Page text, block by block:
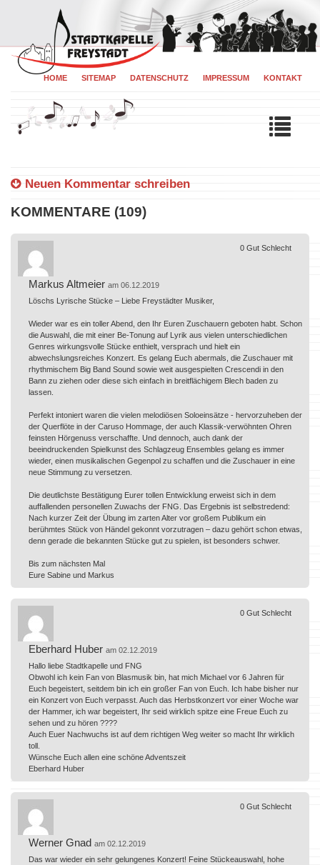
HOME SITEMAP DATENSCHUTZ IMPRESSUM KONTAKT
Neuen Kommentar schreiben
KOMMENTARE (109)
Markus Altmeier am 06.12.2019
Löschs Lyrische Stücke – Liebe Freystädter Musiker,
Wieder war es ein toller Abend, den Ihr Euren Zuschauern geboten habt. Schon
die Auswahl, die mit einer Be-Tonung auf Lyrik aus vielen unterschiedlichen
Genres wirkungsvolle Stücke enthielt, versprach und hielt ein
abwechslungsreiches Konzert. Es gelang Euch abermals, die Zuschauer mit
rhythmischem Big Band Sound sowie weit ausgespielten Crescendi in den
Bann zu ziehen oder diese sich einfach in breitflächigem Blech baden zu
lassen.
Perfekt intoniert waren die vielen melodiösen Soloeinsätze - hervorzuheben der
der Querflöte in der Caruso Hommage, der auch Klassik-verwöhnten Ohren
feinsten Hörgenuss verschaffte. Und dennoch, auch dank der
beeindruckenden Spielkunst des Schlagzeug Ensembles gelang es immer
wieder, einen musikalischen Gegenpol zu schaffen und die Zuschauer in eine
neue Stimmung zu versetzen.
Die deutlichste Bestätigung Eurer tollen Entwicklung erweist sich in dem
auffallenden personellen Zuwachs der FNG. Das Ergebnis ist selbstredend:
Nach kurzer Zeit der Übung im zarten Alter vor großem Publikum ein
berühmtes Stück von Händel gekonnt vorzutragen – dazu gehört schon etwas,
denn gerade die bekannten Stücke gut zu spielen, ist besonders schwer.
Bis zum nächsten Mal
Eure Sabine und Markus
0 Gut Schlecht
Eberhard Huber am 02.12.2019
Hallo liebe Stadtkapelle und FNG
Obwohl ich kein Fan von Blasmusik bin, hat mich Michael vor 6 Jahren für
Euch begeistert, seitdem bin ich ein großer Fan von Euch. Ich habe bisher nur
ein Konzert von Euch verpasst. Auch das Herbstkonzert vor einer Woche war
der Hammer, ich war begeistert, Ihr seid wirklich spitze eine Freue Euch zu
sehen und zu hören ????
Auch Euer Nachwuchs ist auf dem richtigen Weg weiter so macht Ihr wirklich
toll.
Wünsche Euch allen eine schöne Adventszeit
Eberhard Huber
0 Gut Schlecht
Werner Gnad am 02.12.2019
Das war wieder ein sehr gelungenes Konzert! Feine Stückeauswahl, hohe
0 Gut Schlecht